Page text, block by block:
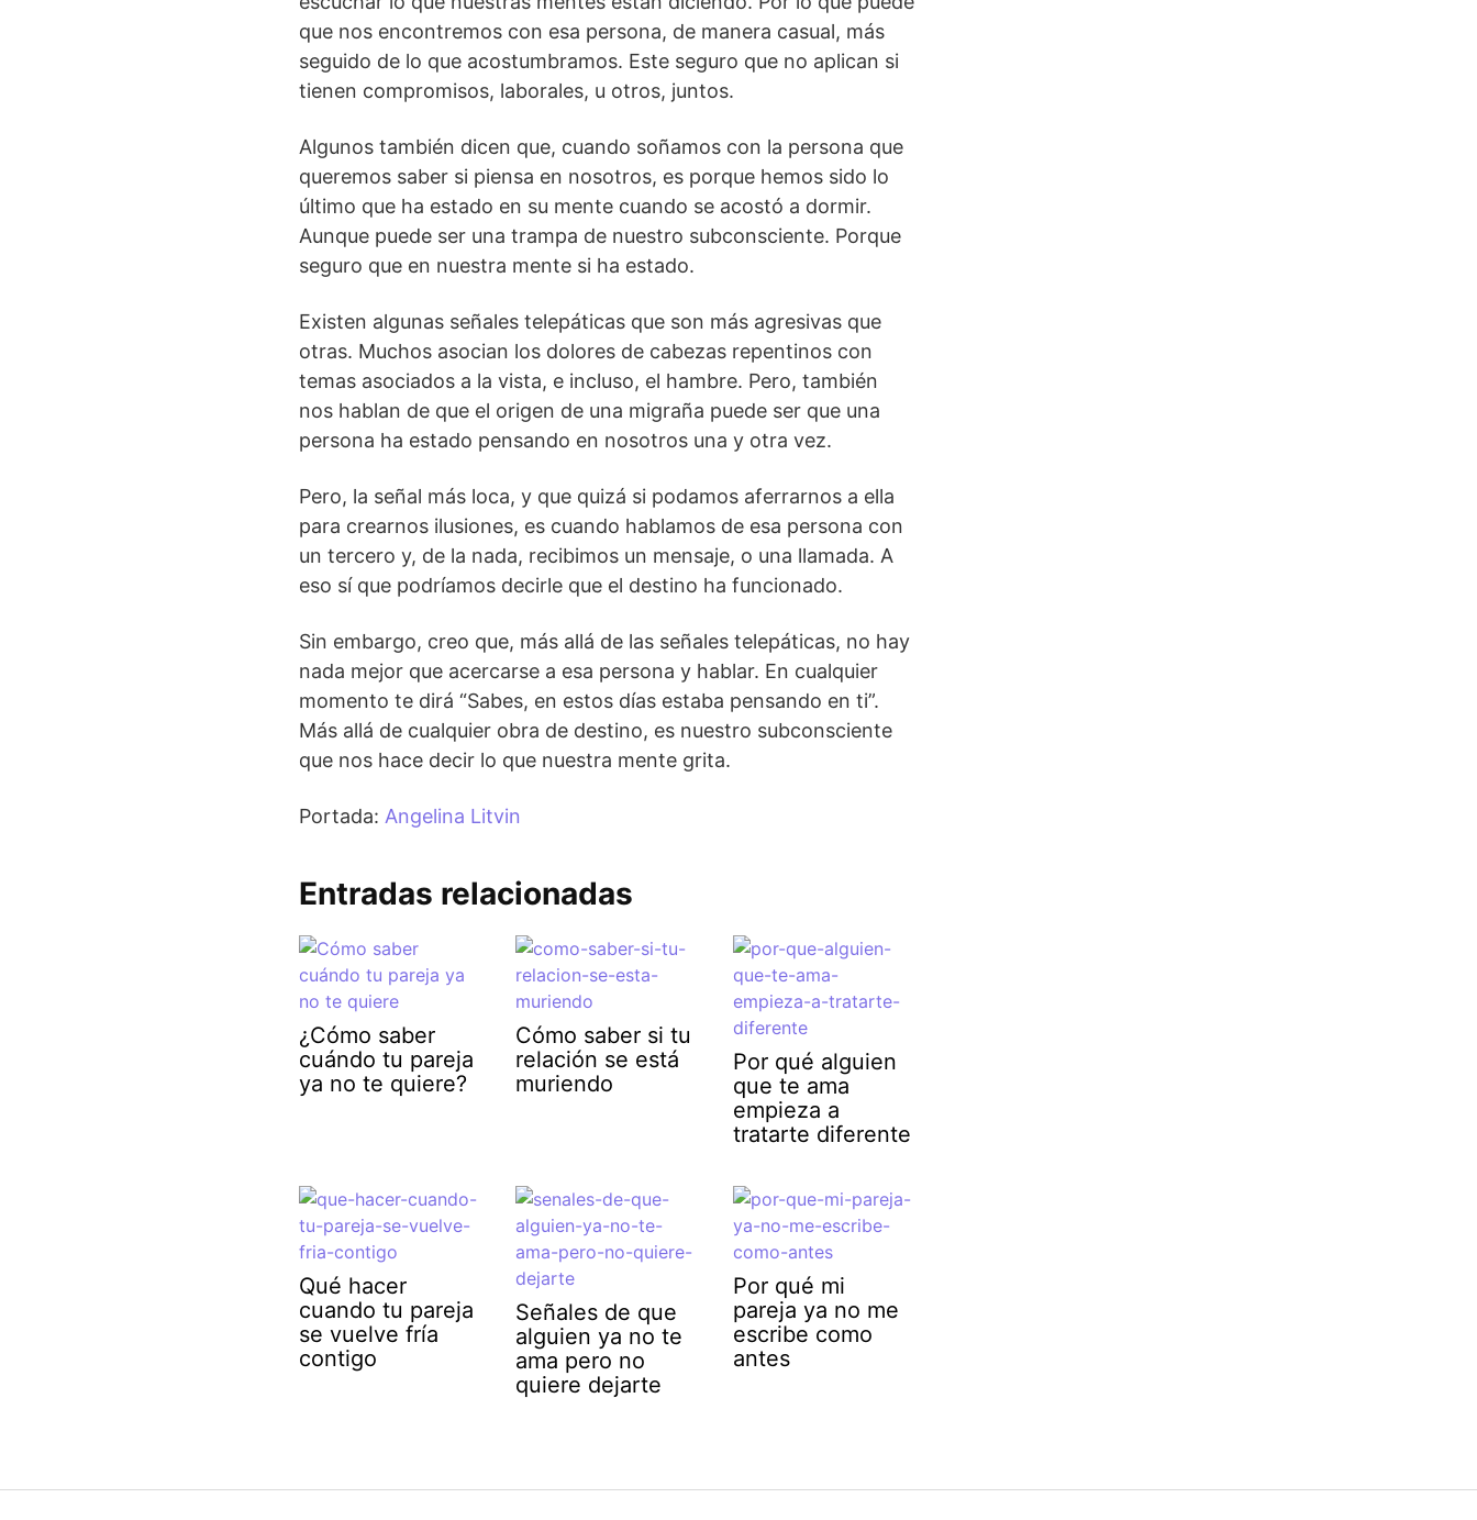
que nos encontremos con esa persona, de manera casual, más
seguido de lo que acostumbramos. Este seguro que no aplican si
tienen compromisos, laborales, u otros, juntos.
Algunos también dicen que, cuando soñamos con la persona que
queremos saber si piensa en nosotros, es porque hemos sido lo
último que ha estado en su mente cuando se acostó a dormir.
Aunque puede ser una trampa de nuestro subconsciente. Porque
seguro que en nuestra mente si ha estado.
Existen algunas señales telepáticas que son más agresivas que
otras. Muchos asocian los dolores de cabezas repentinos con
temas asociados a la vista, e incluso, el hambre. Pero, también
nos hablan de que el origen de una migraña puede ser que una
persona ha estado pensando en nosotros una y otra vez.
Pero, la señal más loca, y que quizá si podamos aferrarnos a ella
para crearnos ilusiones, es cuando hablamos de esa persona con
un tercero y, de la nada, recibimos un mensaje, o una llamada. A
eso sí que podríamos decirle que el destino ha funcionado.
Sin embargo, creo que, más allá de las señales telepáticas, no hay
nada mejor que acercarse a esa persona y hablar. En cualquier
momento te dirá “Sabes, en estos días estaba pensando en ti”.
Más allá de cualquier obra de destino, es nuestro subconsciente
que nos hace decir lo que nuestra mente grita.
Portada: Angelina Litvin
Entradas relacionadas
¿Cómo saber
cuándo tu pareja
ya no te quiere?
Cómo saber si tu
relación se está
muriendo
Por qué alguien
que te ama
empieza a
tratarte diferente
Qué hacer
cuando tu pareja
se vuelve fría
contigo
Señales de que
alguien ya no te
ama pero no
quiere dejarte
Por qué mi
pareja ya no me
escribe como
antes